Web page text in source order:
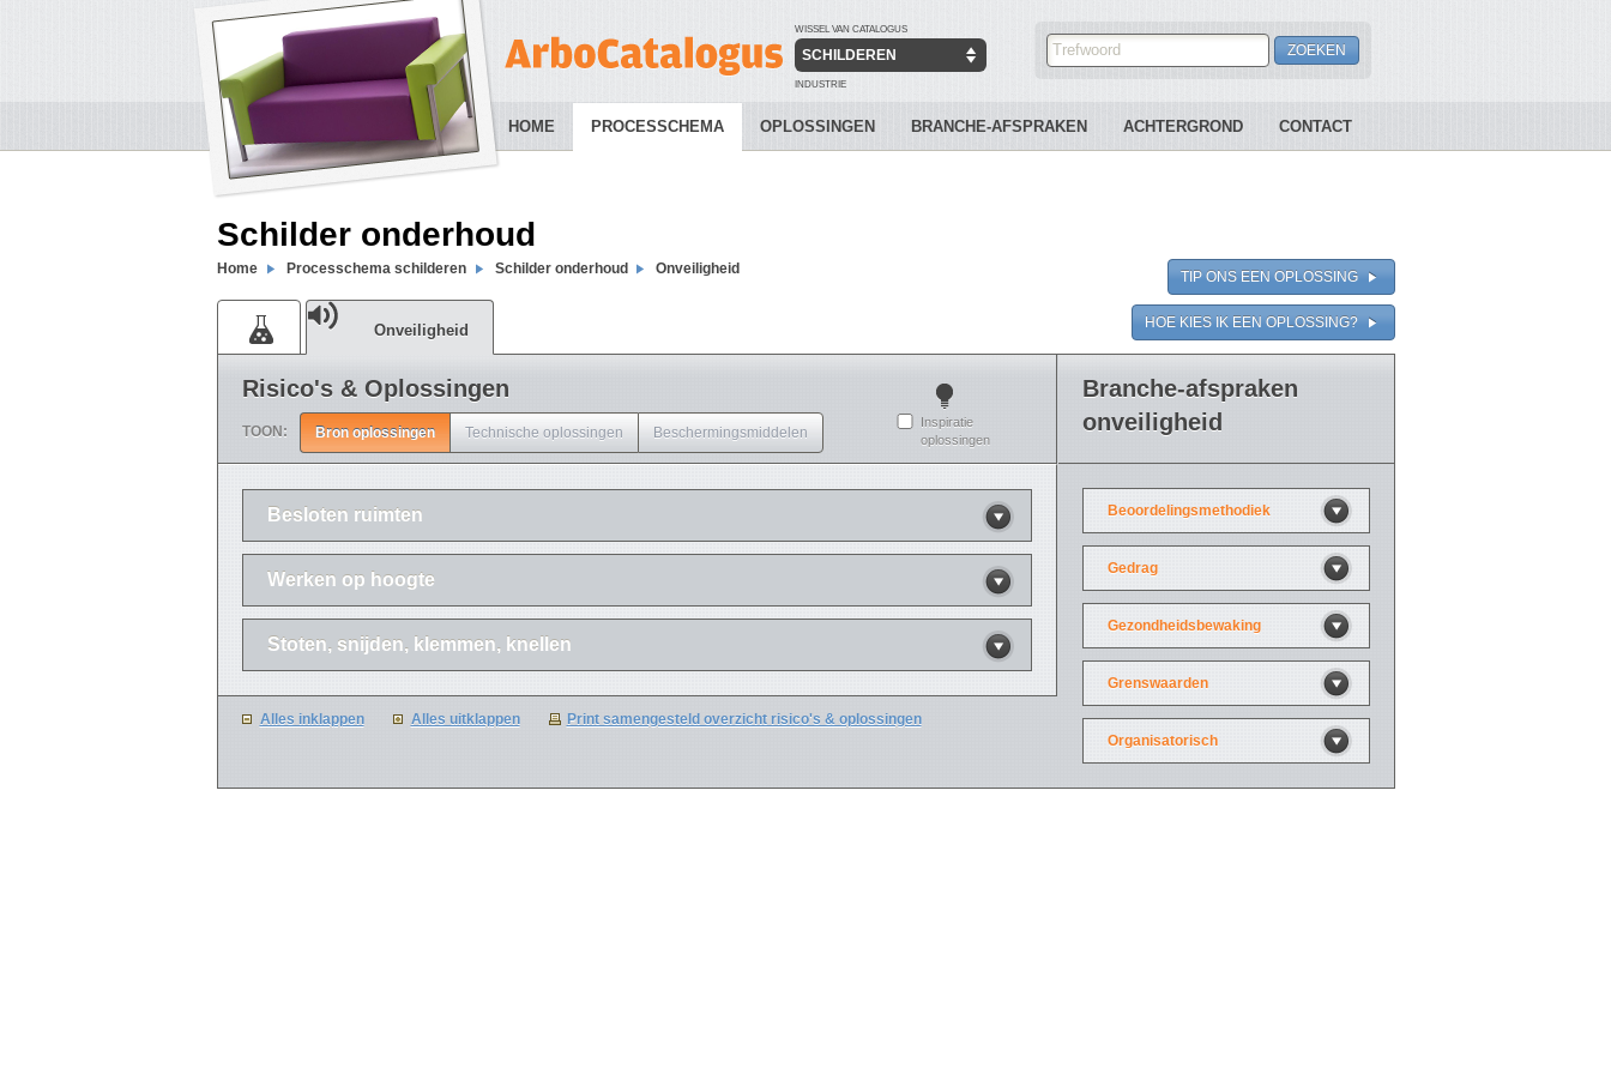
WISSEL VAN CATALOGUS
SCHILDEREN
INDUSTRIE
HOME PROCESSCHEMA OPLOSSINGEN BRANCHE-AFSPRAKEN ACHTERGROND CONTACT
Schilder onderhoud
Home Processchema schilderen Schilder onderhoud Onveiligheid
Onveiligheid
TIP ONS EEN OPLOSSING
HOE KIES IK EEN OPLOSSING?
Risico's & Oplossingen
TOON: Bron oplossingen Technische oplossingen Beschermingsmiddelen
Inspiratie
oplossingen
Besloten ruimten
Werken op hoogte
Stoten, snijden, klemmen, knellen
Alles inklappen Alles uitklappen Print samengesteld overzicht risico's & oplossingen
Branche-afspraken
onveiligheid
Beoordelingsmethodiek
Gedrag
Gezondheidsbewaking
Grenswaarden
Organisatorisch